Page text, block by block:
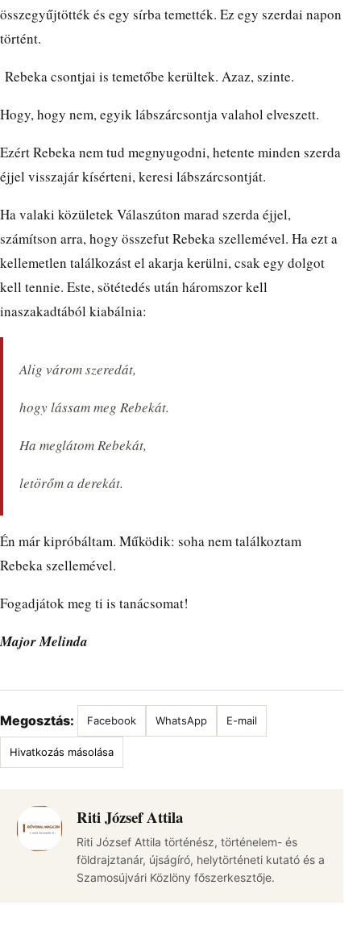
összegyűjtötték és egy sírba temették. Ez egy szerdai napon
történt.
Rebeka csontjai is temetőbe kerültek. Azaz, szinte.
Hogy, hogy nem, egyik lábszárcsontja valahol elveszett.
Ezért Rebeka nem tud megnyugodni, hetente minden szerda
éjjel visszajár kísérteni, keresi lábszárcsontját.
Ha valaki közületek Válaszúton marad szerda éjjel,
számítson arra, hogy összefut Rebeka szellemével. Ha ezt a
kellemetlen találkozást el akarja kerülni, csak egy dolgot
kell tennie. Este, sötétedés után háromszor kell
inaszakadtából kiabálnia:
Alig várom szeredát,
hogy lássam meg Rebekát.
Ha meglátom Rebekát,
letörőm a derekát.
Én már kipróbáltam. Működik: soha nem találkoztam
Rebeka szellemével.
Fogadjátok meg ti is tanácsomat!
Major Melinda
Megosztás: Facebook WhatsApp E-mail
Hivatkozás másolása
Riti József Attila
Riti József Attila történész, történelem- és
földrajztanár, újságíró, helytörténeti kutató és a
Szamosújvári Közlöny főszerkesztője.